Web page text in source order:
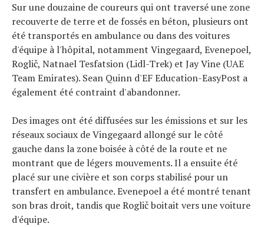
Sur une douzaine de coureurs qui ont traversé une zone
recouverte de terre et de fossés en béton, plusieurs ont
été transportés en ambulance ou dans des voitures
d'équipe à l'hôpital, notamment Vingegaard, Evenepoel,
Roglič, Natnael Tesfatsion (Lidl-Trek) et Jay Vine (UAE
Team Emirates). Sean Quinn d'EF Education-EasyPost a
également été contraint d'abandonner.
Des images ont été diffusées sur les émissions et sur les
réseaux sociaux de Vingegaard allongé sur le côté
gauche dans la zone boisée à côté de la route et ne
montrant que de légers mouvements. Il a ensuite été
placé sur une civière et son corps stabilisé pour un
transfert en ambulance. Evenepoel a été montré tenant
son bras droit, tandis que Roglič boitait vers une voiture
d'équipe.